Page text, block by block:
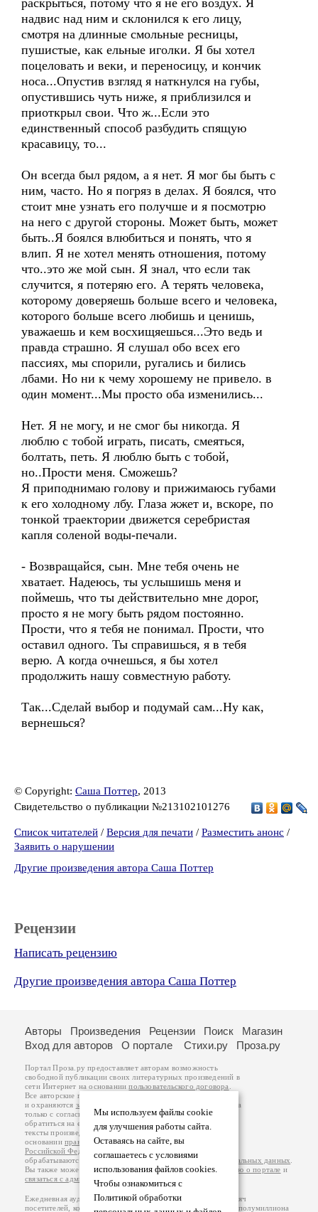
раскрыться, потому что я не его воздух. Я
надвис над ним и склонился к его лицу,
смотря на длинные смольные ресницы,
пушистые, как ельные иголки. Я бы хотел
поцеловать и веки, и переносицу, и кончик
носа...Опустив взгляд я наткнулся на губы,
опустившись чуть ниже, я приблизился и
приоткрыл свои. Что ж...Если это
единственный способ разбудить спящую
красавицу, то...
Он всегда был рядом, а я нет. Я мог бы быть с
ним, часто. Но я погряз в делах. Я боялся, что
стоит мне узнать его получше и я посмотрю
на него с другой стороны. Может быть, может
быть..Я боялся влюбиться и понять, что я
влип. Я не хотел менять отношения, потому
что..это же мой сын. Я знал, что если так
случится, я потеряю его. А терять человека,
которому доверяешь больше всего и человека,
которого больше всего любишь и ценишь,
уважаешь и кем восхищяешься...Это ведь и
правда страшно. Я слушал обо всех его
пассиях, мы спорили, ругались и бились
лбами. Но ни к чему хорошему не привело. в
один момент...Мы просто оба изменились...
Нет. Я не могу, и не смог бы никогда. Я
люблю с тобой играть, писать, смеяться,
болтать, петь. Я люблю быть с тобой,
но..Прости меня. Сможешь?
Я приподнимаю голову и прижимаюсь губами
к его холодному лбу. Глаза жжет и, вскоре, по
тонкой траектории движется серебристая
капля соленой воды-печали.
- Возвращайся, сын. Мне тебя очень не
хватает. Надеюсь, ты услышишь меня и
поймешь, что ты действительно мне дорог,
просто я не могу быть рядом постоянно.
Прости, что я тебя не понимал. Прости, что
оставил одного. Ты справишься, я в тебя
верю. А когда очнешься, я бы хотел
продолжить нашу совместную работу.
Так...Сделай выбор и подумай сам...Ну как,
вернешься?
© Copyright: Саша Поттер, 2013
Свидетельство о публикации №213102101276
Список читателей / Версия для печати / Разместить анонс /
Заявить о нарушении
Другие произведения автора Саша Поттер
Рецензии
Написать рецензию
Другие произведения автора Саша Поттер
Мы используем файлы cookie
для улучшения работы сайта.
Оставаясь на сайте, вы
соглашаетесь с условиями
использования файлов cookies.
Чтобы ознакомиться с
Политикой обработки
Авторы Произведения Рецензии Поиск
Магазин
Вход для авторов
О портале Стихи.ру Проза.ру
Портал Проза.ру предоставляет авторам возможность
свободной публикации своих литературных произведений в
сети Интернет на основаниипользовательского договора
Все авторские права на произведения принадлежат авторам
и охраняются законом
. Перепечатка произведений возможна
только с согласия его автора, к которому вы можете
обратиться на его авторской странице. Ответственность за
тексты произведений авторы несут самостоятельно на
основанииправил публикацииизаконодательства
Российской Федерации
обрабатываются на основанииПолитики обработки персональных данных
Вы также можете посмотреть более подробнуюинформацию о портале и
связаться с администрацией
Ежедневная аудитория портала Проза.ру – порядка 100 тысяч
посетителей, которые в общей сумме просматривают более полумиллиона